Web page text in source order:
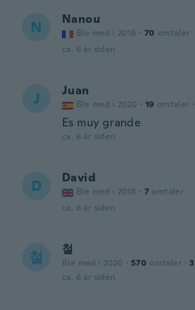
N Nanou
Ble med i 2016 · 70 omtaler
ca. 6 år siden
J Juan
Ble med i 2020 · 19 omtaler ·
Es muy grande
ca. 6 år siden
D David
Ble med i 2018 · 7 omtaler
ca. 6 år siden
철 철
Ble med i 2020 · 570 omtaler · 3
ca. 6 år siden